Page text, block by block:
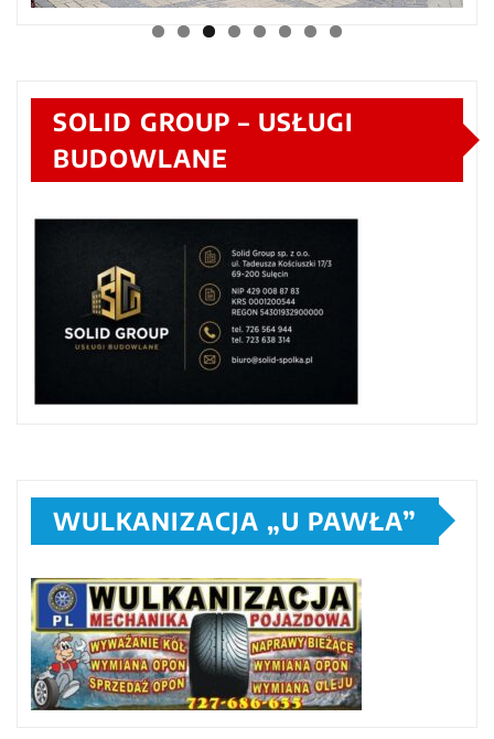
SOLID GROUP – USŁUGI
BUDOWLANE
WULKANIZACJA „U PAWŁA”